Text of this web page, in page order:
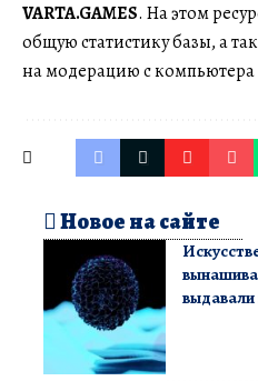
VARTA.GAMES. На этом
общую статистику базы, а
на модерацию с компьютера
Новое на сайте